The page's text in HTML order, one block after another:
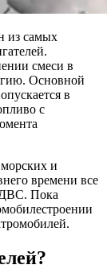
из самых
смеси в
Основной
в
с
и
времени все
ДВС. Пока